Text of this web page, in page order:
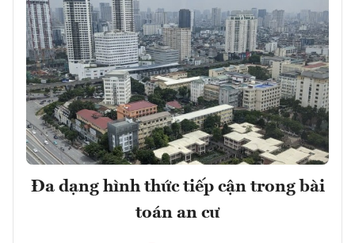
Đa dạng hình thức tiếp cận trong bài
toán an cư